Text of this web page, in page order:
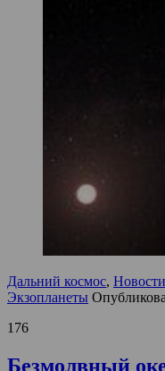
Дальний космос,
Экзопланеты
176
Безмолвный